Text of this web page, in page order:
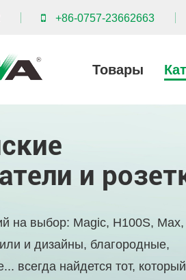
+86-0757-23662663
Товары
и
на выбор: Magic, H100S,
и дизайны, благородные,
всегда найдется тот, который